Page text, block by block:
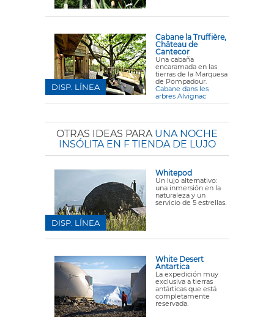
Cabane la Truffière,
Château de
Cantecor
Una cabaña
encaramada en las
tierras de la Marquesa
de Pompadour.
Cabane dans les
arbres Alvignac
DISP. LÍNEA
OTRAS IDEAS PARA UNA NOCHE
INSÓLITA EN F TIENDA DE LUJO
Whitepod
Un lujo alternativo:
una inmersión en la
naturaleza y un
servicio de 5 estrellas.
DISP. LÍNEA
White Desert
Antartica
La expedición muy
exclusiva a tierras
antárticas que está
completamente
reservada.